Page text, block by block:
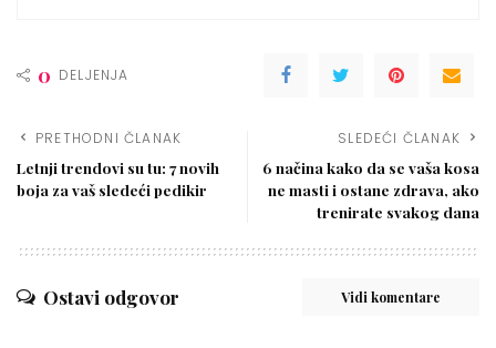
0 DELJENJA
PRETHODNI ČLANAK
Letnji trendovi su tu: 7 novih
boja za vaš sledeći pedikir
SLEDEĆI ČLANAK
6 načina kako da se vaša kosa
ne masti i ostane zdrava, ako
trenirate svakog dana
Ostavi odgovor Vidi komentare